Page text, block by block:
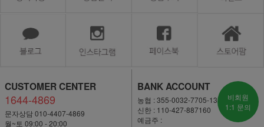
CUSTOMER CENTER
1644-4869
문자상담 010-4407-4869
월~토 09:00 - 20:00
BANK ACCOUNT
농협 : 355-0032-7705-13
신한 : 110-427-887160
예금주 :
비회원
1:1 문의